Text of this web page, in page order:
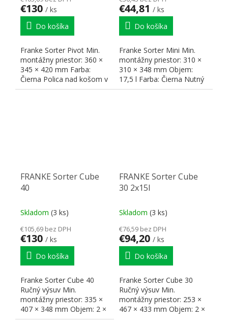
€130 / ks
Do košíka
Franke Sorter Pivot Min.
montážny priestor: 360 ×
345 × 420 mm Farba:
Čierna Polica nad košom v
cene koša Možnosť...
€44,81 / ks
Do košíka
Franke Sorter Mini Min.
montážny priestor: 310 ×
310 × 348 mm Objem:
17,5 l Farba: Čierna Nutný
uhol otvorenia...
FRANKE Sorter Cube
40
Skladom (3 ks)
€105,69 bez DPH
€130 / ks
Do košíka
Franke Sorter Cube 40
Ručný výsuv Min.
montážny priestor: 335 ×
407 × 348 mm Objem: 2 ×
14 l Triedenie odpadkov:...
FRANKE Sorter Cube
30 2x15l
Skladom (3 ks)
€76,59 bez DPH
€94,20 / ks
Do košíka
Franke Sorter Cube 30
Ručný výsuv Min.
montážny priestor: 253 ×
467 × 433 mm Objem: 2 ×